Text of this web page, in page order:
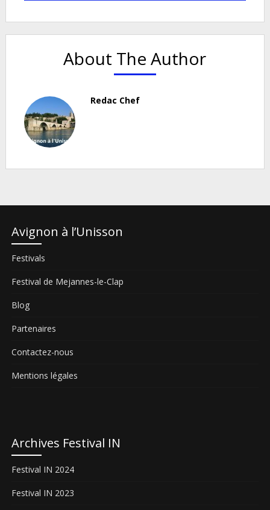
About The Author
Redac Chef
Avignon à l’Unisson
Festivals
Festival de Mejannes-le-Clap
Blog
Partenaires
Contactez-nous
Mentions légales
Archives Festival IN
Festival IN 2024
Festival IN 2023